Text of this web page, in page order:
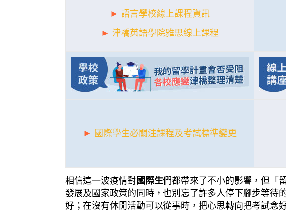
► 語言學校線上課程資訊
► 津橋英語學院雅思線上課程
► 國際學生必關注課程及考試標準變更
相信這一波疫情對國際生們都帶來了不小的影響，但「
發展及國家政策的同時，也別忘了許多人停下腳步等待
好；在沒有休閒活動可以從事時，把心思轉向把考試念